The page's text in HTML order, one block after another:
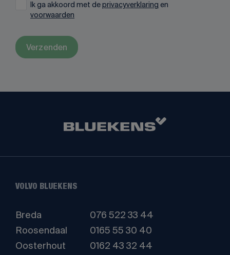
Ik ga akkoord met deprivacyverklaring en
voorwaarden
Verzenden
VOLVO BLUEKENS
Breda
076 522 33 44
Roosendaal
0165 55 30 40
Oosterhout
0162 43 32 44